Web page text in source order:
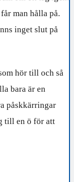
man hålla på.
inget slut på
hör till och så
bara är en
påskkärringar
till en ö för att